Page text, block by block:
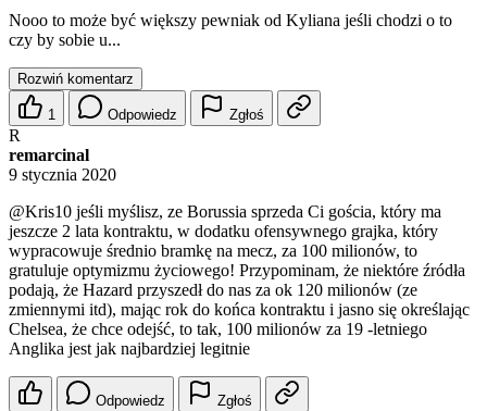
Nooo to może być większy pewniak od Kyliana jeśli chodzi o to
czy by sobie u...
Rozwiń komentarz
1 Odpowiedz Zgłoś
R
remarcinal
9 stycznia 2020
@Kris10 jeśli myślisz, ze Borussia sprzeda Ci gościa, który ma
jeszcze 2 lata kontraktu, w dodatku ofensywnego grajka, który
wypracowuje średnio bramkę na mecz, za 100 milionów, to
gratuluje optymizmu życiowego! Przypominam, że niektóre źródła
podają, że Hazard przyszedł do nas za ok 120 milionów (ze
zmiennymi itd), mając rok do końca kontraktu i jasno się określając
Chelsea, że chce odejść, to tak, 100 milionów za 19 -letniego
Anglika jest jak najbardziej legitnie
Odpowiedz Zgłoś